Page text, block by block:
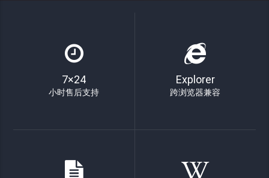
7×24
小时售后支持
Explorer
跨浏览器兼容